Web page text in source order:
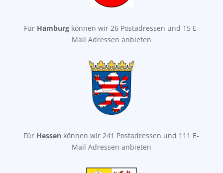
Für Hamburgkönnen wir 26 Postadressen und 15 E-
Mail Adressen anbieten
Für Hessen können wir 241 Postadressen und 111 E-
Mail Adressen anbieten